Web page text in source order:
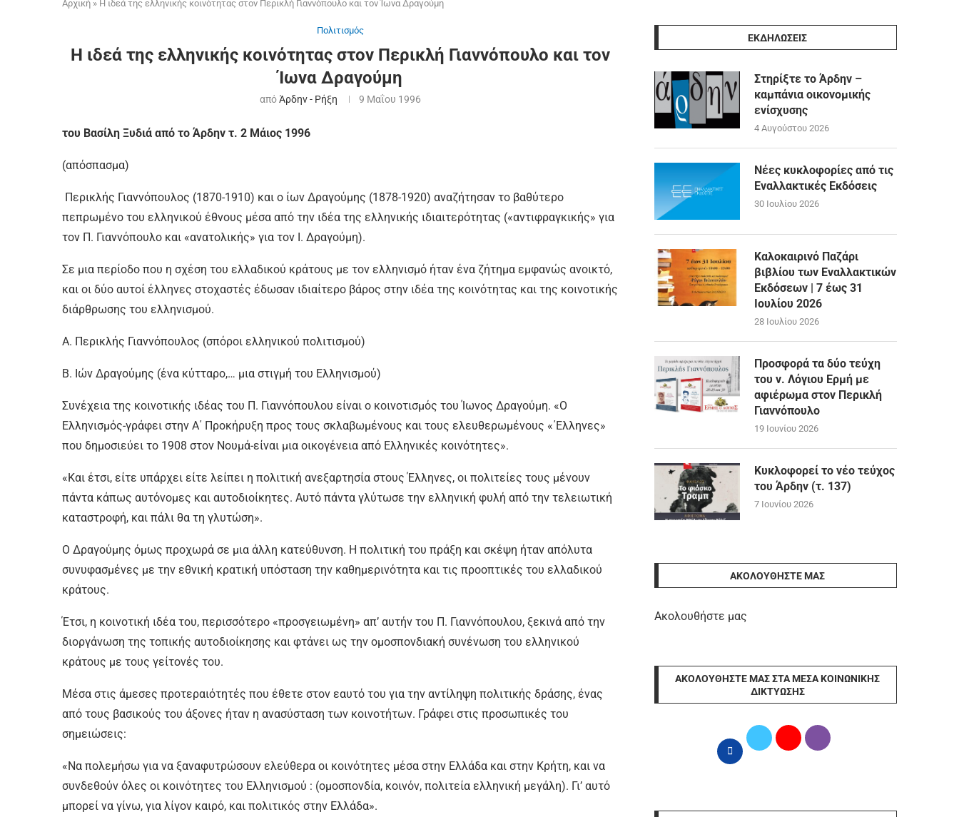
Αρχική » Η ιδεά της ελληνικής κοινότητας στον Περικλή Γιαννόπουλο και τον Ίωνα Δραγούμη
Πολιτισμός
Η ιδεά της ελληνικής κοινότητας στον Περικλή Γιαννόπουλο και τον
Ίωνα Δραγούμη
απόΆρδην - Ρήξη 9 Μαΐου 1996
του Βασίλη Ξυδιά από το Άρδην τ. 2 Μάιος 1996
(απόσπασμα)
Περικλής Γιαννόπουλος (1870-1910) και ο ίων Δραγούμης (1878-1920) αναζήτησαν το βαθύτερο
πεπρωμένο του ελληνικού έθνους μέσα από την ιδέα της ελληνικής ιδιαιτερότητας («αντιφραγκικής» για
τον Π. Γιαννόπουλο και «ανατολικής» για τον Ι. Δραγούμη).
Σε μια περίοδο που η σχέση του ελλαδικού κράτους με τον ελληνισμό ήταν ένα ζήτημα εμφανώς ανοικτό,
και οι δύο αυτοί έλληνες στοχαστές έδωσαν ιδιαίτερο βάρος στην ιδέα της κοινότητας και της κοινοτικής
διάρθρωσης του ελληνισμού.
Α. Περικλής Γιαννόπουλος (σπόροι ελληνικού πολιτισμού)
Β. Ιών Δραγούμης (ένα κύτταρο,… μια στιγμή του Ελληνισμού)
Συνέχεια της κοινοτικής ιδέας του Π. Γιαννόπουλου είναι ο κοινοτισμός του Ίωνος Δραγούμη. «Ο
Ελληνισμός-γράφει στην Α΄ Προκήρυξη προς τους σκλαβωμένους και τους ελευθερωμένους «΄Ελληνες»
που δημοσιεύει το 1908 στον Νουμά-είναι μια οικογένεια από Ελληνικές κοινότητες».
«Και έτσι, είτε υπάρχει είτε λείπει η πολιτική ανεξαρτησία στους Έλληνες, οι πολιτείες τους μένουν
πάντα κάπως αυτόνομες και αυτοδιοίκητες. Αυτό πάντα γλύτωσε την ελληνική φυλή από την τελειωτική
καταστροφή, και πάλι θα τη γλυτώση».
Ο Δραγούμης όμως προχωρά σε μια άλλη κατεύθυνση. Η πολιτική του πράξη και σκέψη ήταν απόλυτα
συνυφασμένες με την εθνική κρατική υπόσταση την καθημερινότητα και τις προοπτικές του ελλαδικού
κράτους.
Έτσι, η κοινοτική ιδέα του, περισσότερο «προσγειωμένη» απ’ αυτήν του Π. Γιαννόπουλου, ξεκινά από την
διοργάνωση της τοπικής αυτοδιοίκησης και φτάνει ως την ομοσπονδιακή συνένωση του ελληνικού
κράτους με τους γείτονές του.
Μέσα στις άμεσες προτεραιότητές που έθετε στον εαυτό του για την αντίληψη πολιτικής δράσης, ένας
από τους βασικούς του άξονες ήταν η ανασύσταση των κοινοτήτων. Γράφει στις προσωπικές του
σημειώσεις:
«Να πολεμήσω για να ξαναφυτρώσουν ελεύθερα οι κοινότητες μέσα στην Ελλάδα και στην Κρήτη, και να
συνδεθούν όλες οι κοινότητες του Ελληνισμού : (ομοσπονδία, κοινόν, πολιτεία ελληνική μεγάλη). Γι’ αυτό
μπορεί να γίνω, για λίγον καιρό, και πολιτικός στην Ελλάδα».
ΕΚΔΗΛΩΣΕΙΣ
Στηρίξτε το Άρδην –
καμπάνια οικονομικής
ενίσχυσης
4 Αυγούστου 2026
Νέες κυκλοφορίες από τις
Εναλλακτικές Εκδόσεις
30 Ιουλίου 2026
Καλοκαιρινό Παζάρι
βιβλίου των Εναλλακτικών
Εκδόσεων | 7 έως 31
Ιουλίου 2026
28 Ιουλίου 2026
Προσφορά τα δύο τεύχη
του ν. Λόγιου Ερμή με
αφιέρωμα στον Περικλή
Γιαννόπουλο
19 Ιουνίου 2026
Κυκλοφορεί το νέο τεύχος
του Άρδην (τ. 137)
7 Ιουνίου 2026
ΑΚΟΛΟΥΘΉΣΤΕ ΜΑΣ
Ακολουθήστε μας
ΑΚΟΛΟΥΘΉΣΤΕ ΜΑΣ ΣΤΑ ΜΈΣΑ ΚΟΙΝΩΝΙΚΉΣ
ΔΙΚΤΎΩΣΗΣ